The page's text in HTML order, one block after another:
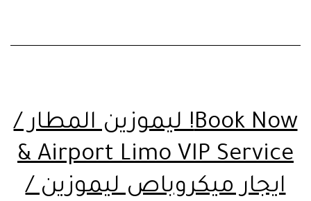
Book Now! ليموزين المطار /
Airport Limo VIP Service &
ايجار ميكروباص ليموزين /